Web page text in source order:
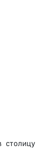
столицу